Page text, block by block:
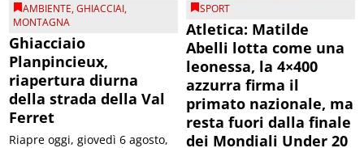
AMBIENTE,GHIACCIAI,
MONTAGNA
Ghiacciaio
Planpincieux,
riapertura diurna
della strada della Val
Ferret
Riapre oggi, giovedì 6 agosto,
SPORT
Atletica: Matilde
Abelli lotta come una
leonessa, la 4×400
azzurra firma il
primato nazionale, ma
resta fuori dalla finale
dei Mondiali Under 20